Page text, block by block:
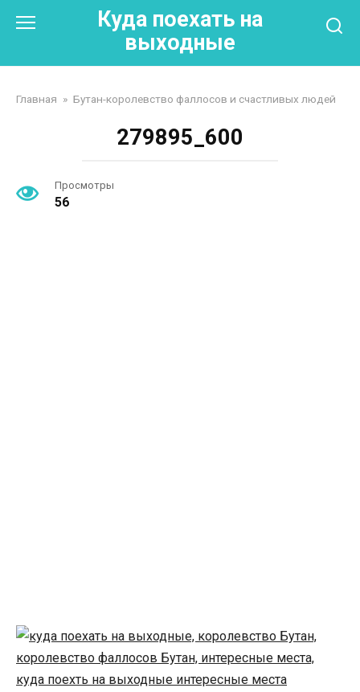
Куда поехать на
выходные
Главная » Бутан-королевство фаллосов и счастливых людей
279895_600
Просмотры
56